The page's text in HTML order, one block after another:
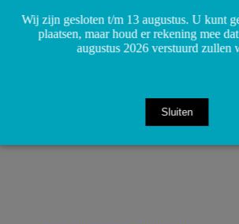
Wij zijn gesloten t/m 13 augustus. U kunt
plaatsen, maar houd er rekening mee
augustus 2026 verstuurd zullen
Sluiten